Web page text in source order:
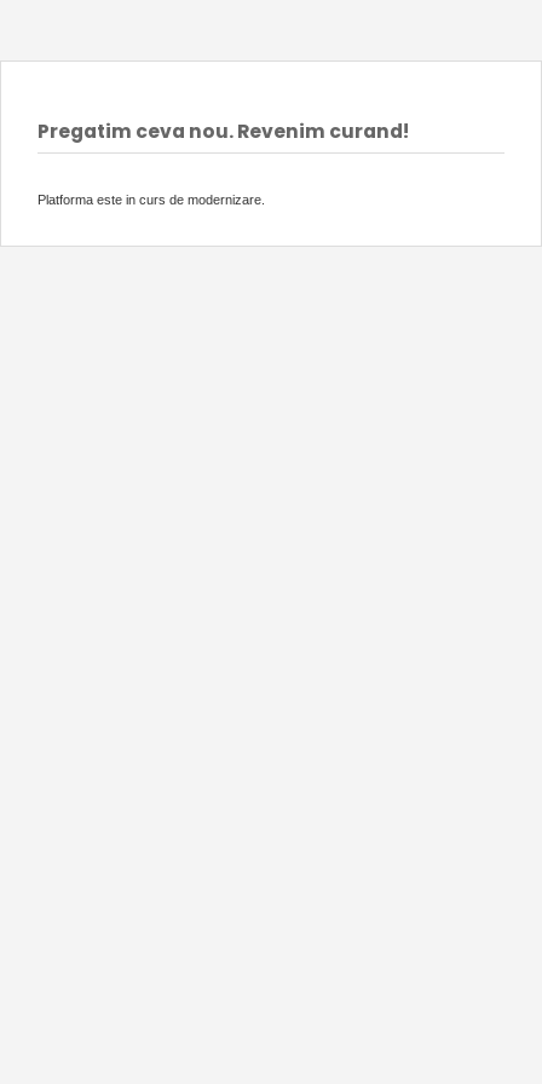
Pregatim ceva nou. Revenim curand!
Platforma este in curs de modernizare.